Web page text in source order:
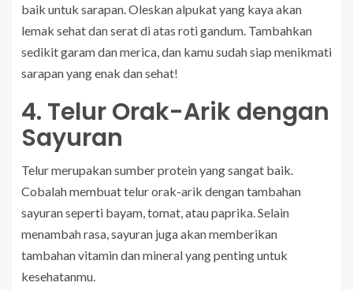
baik untuk sarapan. Oleskan alpukat yang kaya akan
lemak sehat dan serat di atas roti gandum. Tambahkan
sedikit garam dan merica, dan kamu sudah siap menikmati
sarapan yang enak dan sehat!
4. Telur Orak-Arik dengan
Sayuran
Telur merupakan sumber protein yang sangat baik.
Cobalah membuat telur orak-arik dengan tambahan
sayuran seperti bayam, tomat, atau paprika. Selain
menambah rasa, sayuran juga akan memberikan
tambahan vitamin dan mineral yang penting untuk
kesehatanmu.